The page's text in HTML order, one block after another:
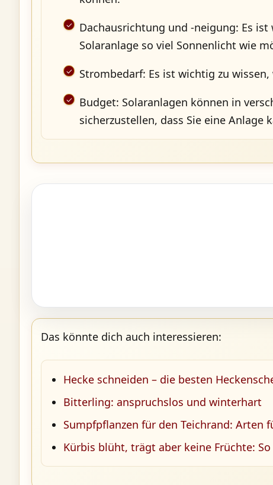
Dachausrichtung und -neigung: Es
Solaranlage so viel Sonnenlicht wie
Strombedarf: Es ist wichtig zu
Budget: Solaranlagen können in
sicherzustellen, dass Sie eine
Das könnte dich auch interessieren:
Hecke schneiden – die besten
Bitterling: anspruchslos und winterhart
Sumpfpflanzen für den Teichrand: Arten
Kürbis blüht, trägt aber keine Früchte: